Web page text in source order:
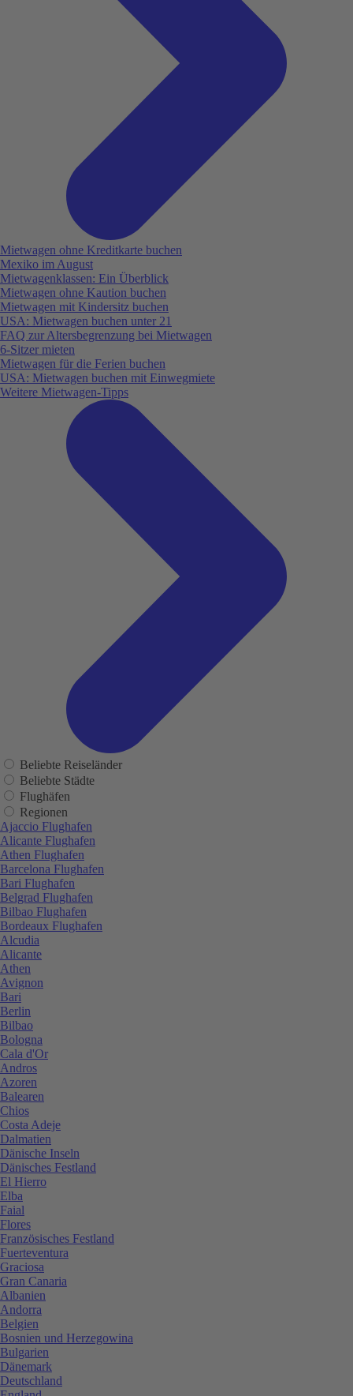
Mietwagen ohne Kreditkarte buchen
Mexiko im August
Mietwagenklassen: Ein Überblick
Mietwagen ohne Kaution buchen
Mietwagen mit Kindersitz buchen
USA: Mietwagen buchen unter 21
FAQ zur Altersbegrenzung bei Mietwagen
6-Sitzer mieten
Mietwagen für die Ferien buchen
USA: Mietwagen buchen mit Einwegmiete
Weitere Mietwagen-Tipps
Beliebte Reiseländer
Beliebte Städte
Flughäfen
Regionen
Ajaccio Flughafen
Alicante Flughafen
Athen Flughafen
Barcelona Flughafen
Bari Flughafen
Belgrad Flughafen
Bilbao Flughafen
Bordeaux Flughafen
Alcudia
Alicante
Athen
Avignon
Bari
Berlin
Bilbao
Bologna
Cala d'Or
Andros
Azoren
Balearen
Chios
Costa Adeje
Dalmatien
Dänische Inseln
Dänisches Festland
El Hierro
Elba
Faial
Flores
Französisches Festland
Fuerteventura
Graciosa
Gran Canaria
Albanien
Andorra
Belgien
Bosnien und Herzegowina
Bulgarien
Dänemark
Deutschland